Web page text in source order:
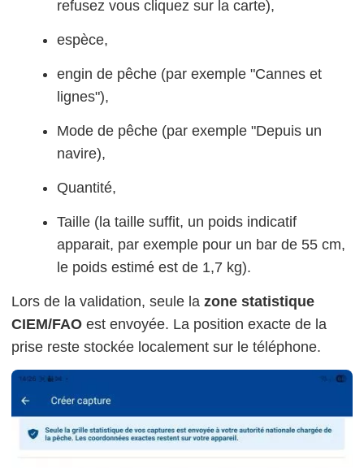
refusez vous cliquez sur la carte),
espèce,
engin de pêche (par exemple "Cannes et
lignes"),
Mode de pêche (par exemple "Depuis un
navire),
Quantité,
Taille (la taille suffit, un poids indicatif
apparait, par exemple pour un bar de 55 cm,
le poids estimé est de 1,7 kg).
Lors de la validation, seule la zone statistique
CIEM/FAO est envoyée. La position exacte de la
prise reste stockée localement sur le téléphone.